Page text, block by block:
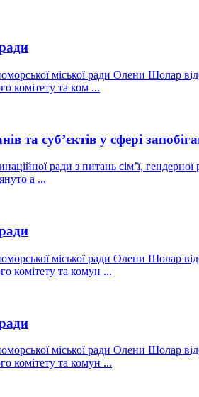
міської ради Олени Шолар
комітету та ком ...
та суб’єктів у сфері
ради з питань сім’ї,
а ...
міської ради Олени Шолар
комітету та комун ...
міської ради Олени Шолар
комітету та комун ...